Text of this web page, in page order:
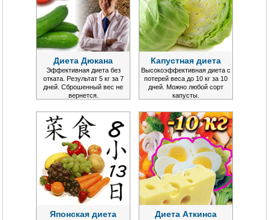
Диета Дюкана
Эффективная диета без
отката. Результат 5 кг за 7
дней. Сброшенный вес не
вернется.
Капустная диета
Высокоэффективная диета с
потерей веса до 10 кг за 10
дней. Можно любой сорт
капусты.
Японская диета Диета Аткинса